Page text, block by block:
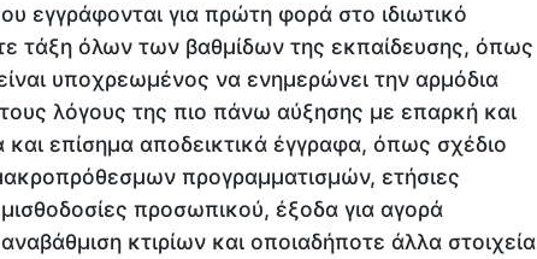
εγγράφονται για πρώτη φορά στο ιδιωτικό
τάξη όλων των βαθμίδων της εκπαίδευσης, όπως
υποχρεωμένος να ενημερώνει την αρμόδια
τους λόγους της πιο πάνω αύξησης με επαρκή και
και επίσημα αποδεικτικά έγγραφα, όπως σχέδιο
προγραμματισμών, ετήσιες
προσωπικού, έξοδα για αγορά
κτιρίων και οποιαδήποτε άλλα στοιχεία